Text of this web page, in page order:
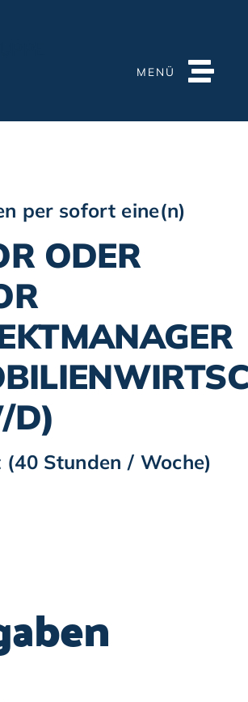
MENÜ
per sofort eine(n)
ODER
D)
(40 Stunden / Woche)